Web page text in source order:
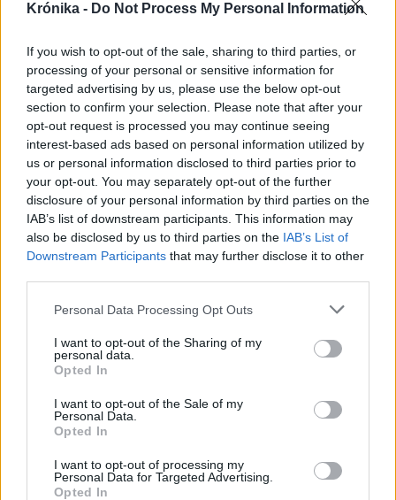
Krónika - Do Not Process My Personal Information
If you wish to opt-out of the sale, sharing to third parties, or
processing of your personal or sensitive information for
targeted advertising by us, please use the below opt-out
section to confirm your selection. Please note that after your
opt-out request is processed you may continue seeing
interest-based ads based on personal information utilized by
us or personal information disclosed to third parties prior to
your opt-out. You may separately opt-out of the further
disclosure of your personal information by third parties on the
IAB’s list of downstream participants. This information may
also be disclosed by us to third parties on the IAB’s List of
Downstream Participants that may further disclose it to other
Personal Data Processing Opt Outs
I want to opt-out of the Sharing of my
personal data.
Opted In
I want to opt-out of the Sale of my
Personal Data.
Opted In
I want to opt-out of processing my
Personal Data for Targeted Advertising.
Opted In
2026. augusztus 08., szombat
Kedvezőbb üzemanyagárak
fogadják a hétvégén tankolókat